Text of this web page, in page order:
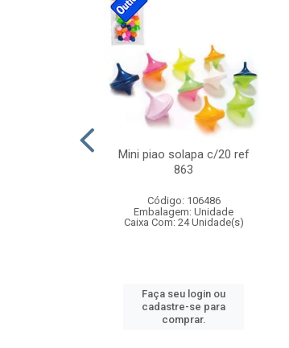
Mini piao solapa c/20 ref
863
Código: 106486
Embalagem: Unidade
Caixa Com: 24 Unidade(s)
Faça seu login ou
cadastre-se para
comprar.